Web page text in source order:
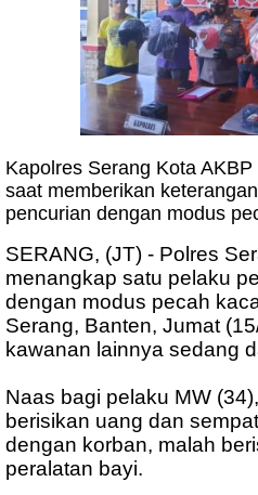
Kapolres Serang Kota
saat memberikan
pencurian dengan modus
SERANG, (JT) - Polres
menangkap satu pelaku
dengan modus pecah
Serang, Banten, Jumat
kawanan lainnya sedang
Naas bagi pelaku MW
berisikan uang dan
dengan korban, malah
peralatan bayi.